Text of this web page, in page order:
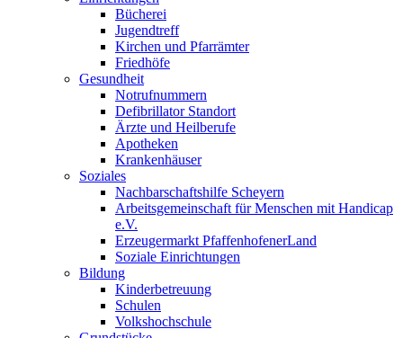
Bücherei
Jugendtreff
Kirchen und Pfarrämter
Friedhöfe
Gesundheit
Notrufnummern
Defibrillator Standort
Ärzte und Heilberufe
Apotheken
Krankenhäuser
Soziales
Nachbarschaftshilfe Scheyern
Arbeitsgemeinschaft für Menschen mit Handicap
e.V.
Erzeugermarkt PfaffenhofenerLand
Soziale Einrichtungen
Bildung
Kinderbetreuung
Schulen
Volkshochschule